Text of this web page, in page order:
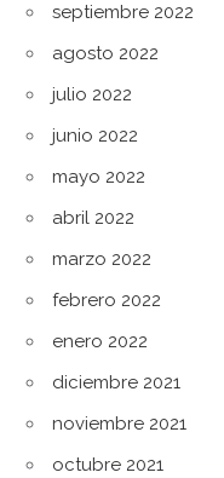
septiembre 2022
agosto 2022
julio 2022
junio 2022
mayo 2022
abril 2022
marzo 2022
febrero 2022
enero 2022
diciembre 2021
noviembre 2021
octubre 2021